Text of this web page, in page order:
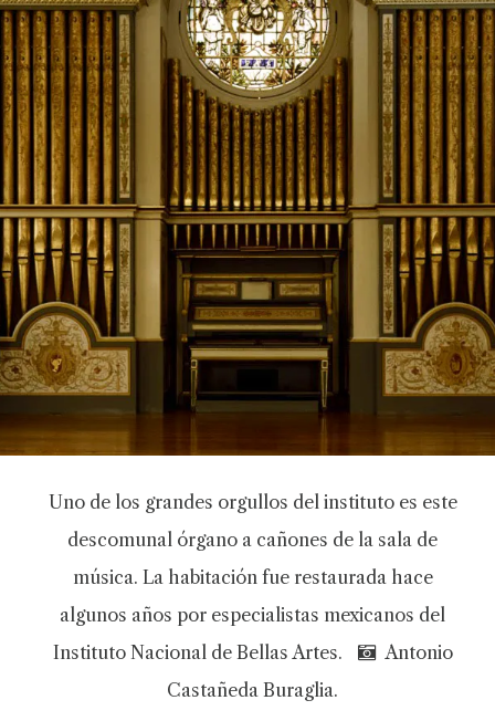
Uno de los grandes orgullos del instituto es este
descomunal órgano a cañones de la sala de
música. La habitación fue restaurada hace
algunos años por especialistas mexicanos del
Instituto Nacional de Bellas Artes.
Antonio
Castañeda Buraglia.